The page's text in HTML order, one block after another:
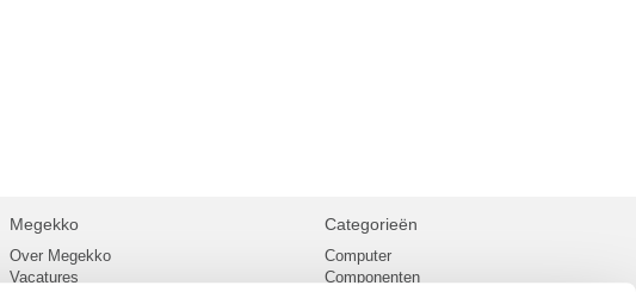
Megekko
Over Megekko
Vacatures
Categorieën
Computer
Componenten